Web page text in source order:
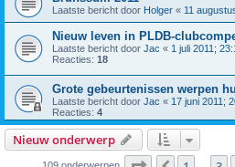
Laatste bericht door Holger « 11
Nieuw leven in PLDB-
Laatste bericht door Jac « 1 juli 2011;
Reacties: 18
Grote gebeurtenissen werpen
Laatste bericht door Jac « 17 juni 2011;
Reacties: 4
Nieuw onderwerp